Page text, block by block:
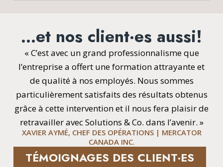
…et nos client·es aussi!
« C’est avec un grand professionnalisme que
l’entreprise a offert une formation attrayante et
de qualité à nos employés. Nous sommes
particulièrement satisfaits des résultats obtenus
grâce à cette intervention et il nous fera plaisir de
retravailler avec Solutions & Co. dans l’avenir. »
XAVIER AYMÉ, CHEF DES OPÉRATIONS | MERCATOR
CANADA INC.
TÉMOIGNAGES DES CLIENT·ES